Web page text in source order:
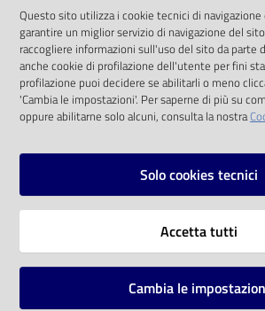
Eventi
Chiedi al
bibliotecario
Avvisi
solo alle condizioni previste dalla
comunitaria 2003/98/CE e dal d.lgs.
SOCIAL
Instagram
Vai alla pagina
Questo sito utilizza i cookie tecnici di navigazione
garantire un miglior servizio di navigazione del
raccogliere informazioni sull'uso del sito da parte
anche cookie di profilazione dell'utente per fini
profilazione puoi decidere se abilitarli o meno
'Cambia le impostazioni'. Per saperne di più su
oppure abilitarne solo alcuni, consulta la nostra
Solo cookies tecnici
Accetta tutti
Cambia le